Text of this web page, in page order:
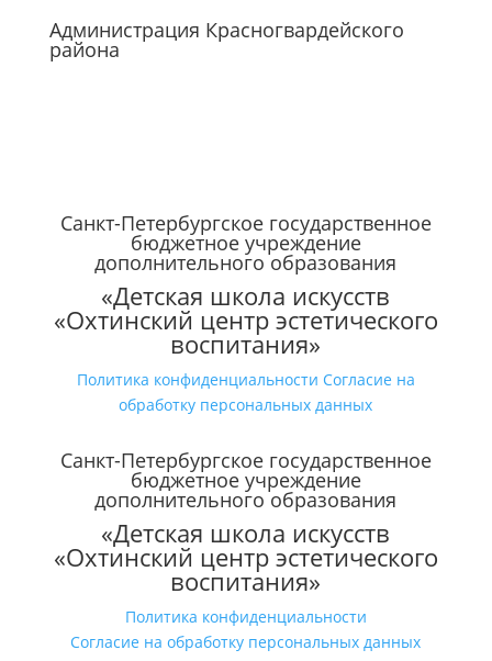
Администрация Красногвардейского
района
Санкт-Петербургское государственное
бюджетное учреждение
дополнительного образования
«Детская школа искусств
«Охтинский центр эстетического
воспитания»
Политика конфиденциальности Согласие на
обработку персональных данных
Санкт-Петербургское государственное
бюджетное учреждение
дополнительного образования
«Детская школа искусств
«Охтинский центр эстетического
воспитания»
Политика конфиденциальности
Согласие на обработку персональных данных